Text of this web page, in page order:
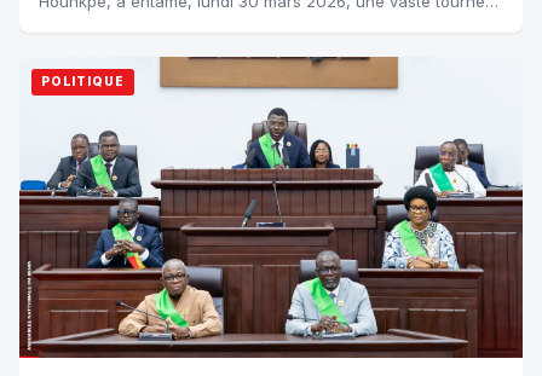
POLITIQUE